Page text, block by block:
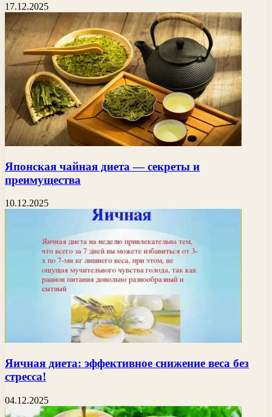
17.12.2025
Японская чайная диета — секреты и
преимущества
10.12.2025
Яичная диета: эффективное снижение веса без
стресса!
04.12.2025